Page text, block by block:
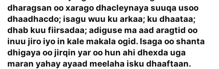
dharagsan oo xarago dhacleynaya suuqa usoo
dhaadhacdo; isagu wuu ku arkaa; ku dhaataa;
dhab kuu fiirsadaa; adiguse ma aad aragtid oo
inuu jiro iyo in kale makala ogid. Isaga oo shanta
dhigaya oo jirqin yar oo hun ahi dhexda uga
maran yahay ayaad meelaha isku dhaaftaan.